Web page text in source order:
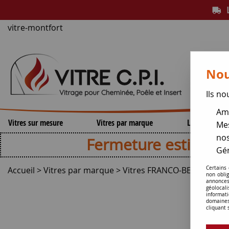
vitre-montfort
Vitres sur mesure Vitres par marque Lamelles de
Fermeture estivale ,
Accueil >Vitres par marque >Vitres FRANCO-BELGE >
Ils
Certains
non
cliquant